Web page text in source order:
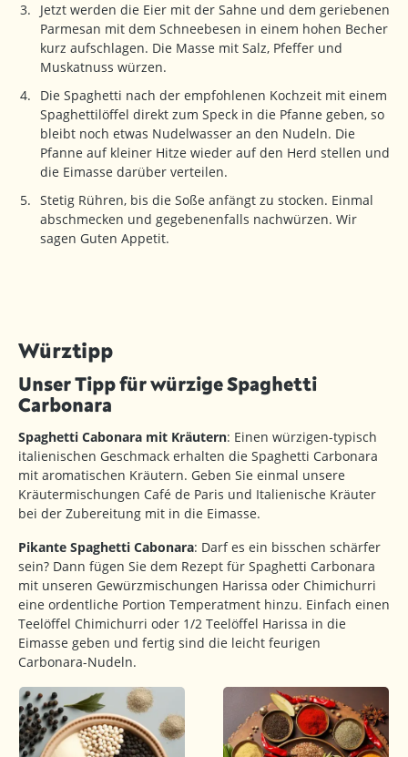
Jetzt werden die Eier mit der Sahne und dem geriebenen
Parmesan mit dem Schneebesen in einem hohen Becher
kurz aufschlagen. Die Masse mit Salz, Pfeffer und
Muskatnuss würzen.
Die Spaghetti nach der empfohlenen Kochzeit mit einem
Spaghettilöffel direkt zum Speck in die Pfanne geben, so
bleibt noch etwas Nudelwasser an den Nudeln. Die
Pfanne auf kleiner Hitze wieder auf den Herd stellen und
die Eimasse darüber verteilen.
Stetig Rühren, bis die Soße anfängt zu stocken. Einmal
abschmecken und gegebenenfalls nachwürzen. Wir
sagen Guten Appetit.
Würztipp
Unser Tipp für würzige Spaghetti
Carbonara
Spaghetti Cabonara mit Kräutern: Einen würzigen-typisch
italienischen Geschmack erhalten die Spaghetti Carbonara
mit aromatischen Kräutern. Geben Sie einmal unsere
Kräutermischungen Café de Paris und Italienische Kräuter
bei der Zubereitung mit in die Eimasse.
Pikante Spaghetti Cabonara: Darf es ein bisschen schärfer
sein? Dann fügen Sie dem Rezept für Spaghetti Carbonara
mit unseren Gewürzmischungen Harissa oder Chimichurri
eine ordentliche Portion Temperatment hinzu. Einfach einen
Teelöffel Chimichurri oder 1/2 Teelöffel Harissa in die
Eimasse geben und fertig sind die leicht feurigen
Carbonara-Nudeln.